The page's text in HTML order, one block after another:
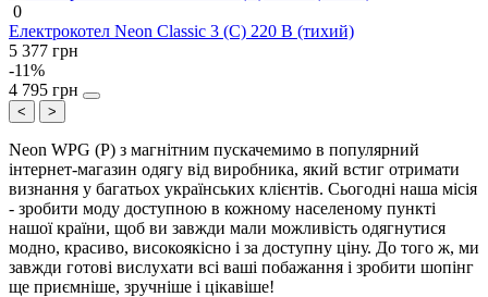
0
Електрокотел Neon Classic 3 (C) 220 В (тихий)
5 377 грн
-11%
4 795 грн
< >
Neon WPG (P) з магнітним пускачемимо в популярний
інтернет-магазин одягу від виробника, який встиг отримати
визнання у багатьох українських клієнтів. Сьогодні наша місія
- зробити моду доступною в кожному населеному пункті
нашої країни, щоб ви завжди мали можливість одягнутися
модно, красиво, високоякісно і за доступну ціну. До того ж, ми
завжди готові вислухати всі ваші побажання і зробити шопінг
ще приємніше, зручніше і цікавіше!